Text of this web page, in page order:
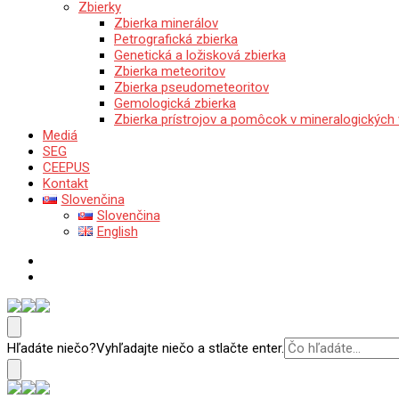
Zbierky
Zbierka minerálov
Petrografická zbierka
Genetická a ložisková zbierka
Zbierka meteoritov
Zbierka pseudometeoritov
Gemologická zbierka
Zbierka prístrojov a pomôcok v mineralogických
Mediá
SEG
CEEPUS
Kontakt
Slovenčina
Slovenčina
English
Katedra mineralógie, petrológie a ložiskovej geológie
Prírodovedecká fakulta Univerzity Komenského v Bratislave
Hľadáte niečo?Vyhľadajte niečo a stlačte enter.